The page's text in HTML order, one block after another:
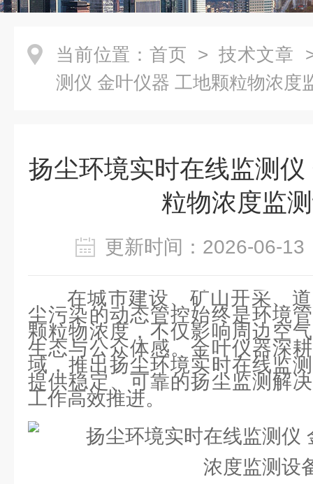
当前位置： 首页 > 技术文章
测仪 金叶仪器 工地颗粒物浓度
扬尘环境实时在线监测
粒物浓度监
更新时间：2026-
在城市建设、矿山开采、
尘污染的动态管控始终是环境
颗粒物浓度，不仅影响周边空
生态与公众体感。金叶仪器深
域，推出扬尘环境实时在线监
提供稳定、可靠的扬尘监测解
工作高效推进。